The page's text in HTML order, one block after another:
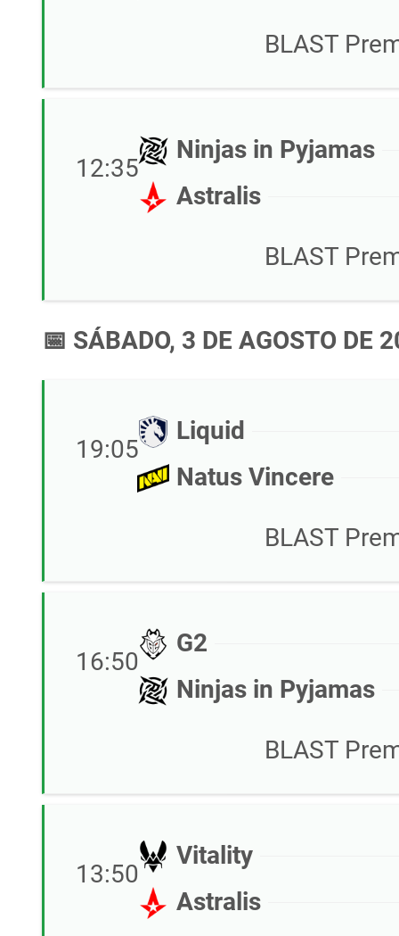
BLAST
12:35
Ninjas in Pyjamas
Astralis
BLAST
📅 SÁBADO, 3 DE AGOSTO DE
19:05
Liquid
Natus Vincere
BLAST
16:50
G2
Ninjas in Pyjamas
BLAST
13:50
Vitality
Astralis